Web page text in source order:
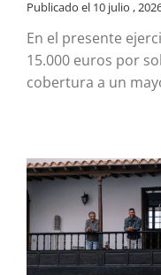
Publicado el 10 julio ,
En el presente
15.000 euros por
cobertura a un